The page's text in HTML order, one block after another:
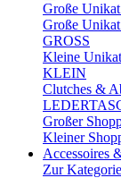
Große
Große
GROSS
Kleine
KLEIN
Clutches &
Großer
Kleiner
Accessoires
Zur